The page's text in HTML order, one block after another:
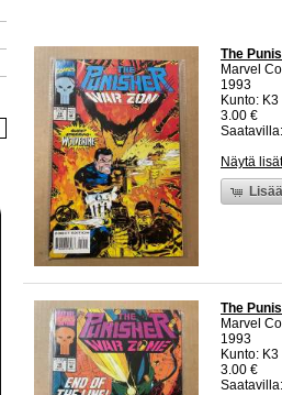
The
Marvel
1993
Kunto:
3.00 €
Näytä
The
Marvel
1993
Kunto:
3.00 €